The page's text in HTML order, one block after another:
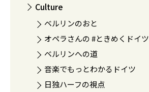
Culture
ベルリンのおと
オペラさんの #ときめくドイツ
ベルリンへの道
音楽でもっとわかるドイツ
日独ハーフの視点